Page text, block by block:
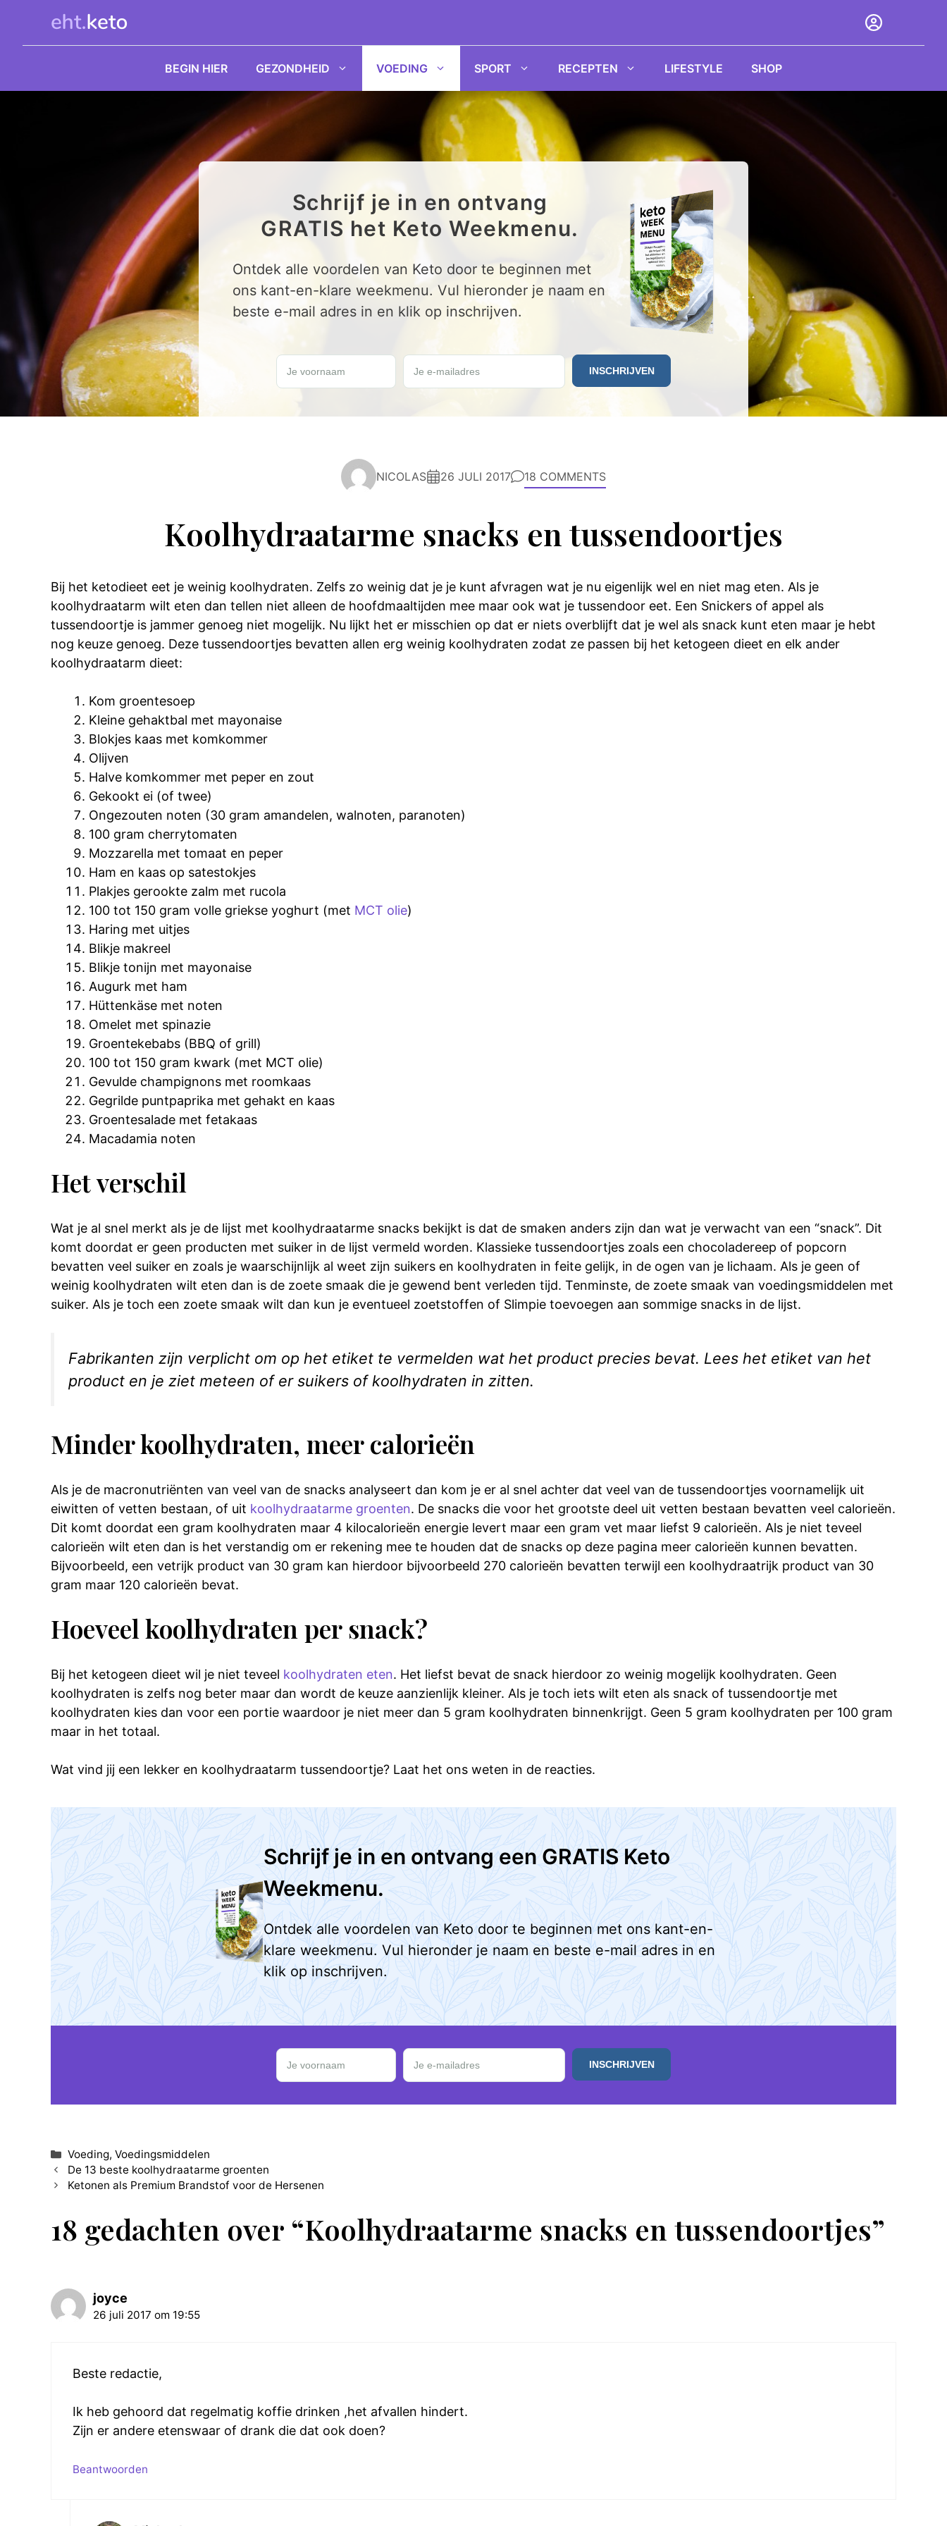
BEGIN HIER GEZONDHEID VOEDING SPORT RECEPTEN LIFESTYLE SHOP
Schrijf je in en ontvang
GRATIS het Keto Weekmenu.
Ontdek alle voordelen van Keto door te beginnen met
ons kant-en-klare weekmenu. Vul hieronder je naam en
beste e-mail adres in en klik op inschrijven.
NICOLAS 26 JULI 2017 18 COMMENTS
Koolhydraatarme snacks en tussendoortjes
Bij het ketodieet eet je weinig koolhydraten. Zelfs zo weinig dat je je kunt afvragen wat je nu eigenlijk wel en niet mag eten. Als je
koolhydraatarm wilt eten dan tellen niet alleen de hoofdmaaltijden mee maar ook wat je tussendoor eet. Een Snickers of appel als
tussendoortje is jammer genoeg niet mogelijk. Nu lijkt het er misschien op dat er niets overblijft dat je wel als snack kunt eten maar je hebt
nog keuze genoeg. Deze tussendoortjes bevatten allen erg weinig koolhydraten zodat ze passen bij het ketogeen dieet en elk ander
koolhydraatarm dieet:
Kom groentesoep
Kleine gehaktbal met mayonaise
Blokjes kaas met komkommer
Olijven
Halve komkommer met peper en zout
Gekookt ei (of twee)
Ongezouten noten (30 gram amandelen, walnoten, paranoten)
100 gram cherrytomaten
Mozzarella met tomaat en peper
Ham en kaas op satestokjes
Plakjes gerookte zalm met rucola
100 tot 150 gram volle griekse yoghurt (met MCT olie)
Haring met uitjes
Blikje makreel
Blikje tonijn met mayonaise
Augurk met ham
Hüttenkäse met noten
Omelet met spinazie
Groentekebabs (BBQ of grill)
100 tot 150 gram kwark (met MCT olie)
Gevulde champignons met roomkaas
Gegrilde puntpaprika met gehakt en kaas
Groentesalade met fetakaas
Macadamia noten
Het verschil
Wat je al snel merkt als je de lijst met koolhydraatarme snacks bekijkt is dat de smaken anders zijn dan wat je verwacht van een “snack”. Dit
komt doordat er geen producten met suiker in de lijst vermeld worden. Klassieke tussendoortjes zoals een chocoladereep of popcorn
bevatten veel suiker en zoals je waarschijnlijk al weet zijn suikers en koolhydraten in feite gelijk, in de ogen van je lichaam. Als je geen of
weinig koolhydraten wilt eten dan is de zoete smaak die je gewend bent verleden tijd. Tenminste, de zoete smaak van voedingsmiddelen met
suiker. Als je toch een zoete smaak wilt dan kun je eventueel zoetstoffen of Slimpie toevoegen aan sommige snacks in de lijst.
Fabrikanten zijn verplicht om op het etiket te vermelden wat het product precies bevat. Lees het etiket van het
product en je ziet meteen of er suikers of koolhydraten in zitten.
Minder koolhydraten, meer calorieën
Als je de macronutriënten van veel van de snacks analyseert dan kom je er al snel achter dat veel van de tussendoortjes voornamelijk uit
eiwitten of vetten bestaan, of uit koolhydraatarme groenten. De snacks die voor het grootste deel uit vetten bestaan bevatten veel calorieën.
Dit komt doordat een gram koolhydraten maar 4 kilocalorieën energie levert maar een gram vet maar liefst 9 calorieën. Als je niet teveel
calorieën wilt eten dan is het verstandig om er rekening mee te houden dat de snacks op deze pagina meer calorieën kunnen bevatten.
Bijvoorbeeld, een vetrijk product van 30 gram kan hierdoor bijvoorbeeld 270 calorieën bevatten terwijl een koolhydraatrijk product van 30
gram maar 120 calorieën bevat.
Hoeveel koolhydraten per snack?
Bij het ketogeen dieet wil je niet teveel koolhydraten eten. Het liefst bevat de snack hierdoor zo weinig mogelijk koolhydraten. Geen
koolhydraten is zelfs nog beter maar dan wordt de keuze aanzienlijk kleiner. Als je toch iets wilt eten als snack of tussendoortje met
koolhydraten kies dan voor een portie waardoor je niet meer dan 5 gram koolhydraten binnenkrijgt. Geen 5 gram koolhydraten per 100 gram
maar in het totaal.
Wat vind jij een lekker en koolhydraatarm tussendoortje? Laat het ons weten in de reacties.
Schrijf je in en ontvang een GRATIS Keto
Weekmenu.
Ontdek alle voordelen van Keto door te beginnen met ons kant-en-
klare weekmenu. Vul hieronder je naam en beste e-mail adres in en
klik op inschrijven.
Schrijf je in en ontvang een GRATIS Keto Weekmenu.
Je voornaam Je e-mailadres
Categorieën
Voeding,Voedingsmiddelen
De 13 beste koolhydraatarme groenten
Ketonen als Premium Brandstof voor de Hersenen
18 gedachten over “Koolhydraatarme snacks en tussendoortjes”
joyce
26 juli 2017 om 19:55
Beste redactie,
Ik heb gehoord dat regelmatig koffie drinken ,het afvallen hindert.
Zijn er andere etenswaar of drank die dat ook doen?
Beantwoorden